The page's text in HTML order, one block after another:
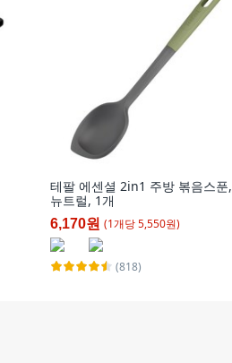
테팔 에센셜 2in1 주방 볶음스푼,
뉴트럴, 1개
6,170원 (1개당5,550원)
(818)